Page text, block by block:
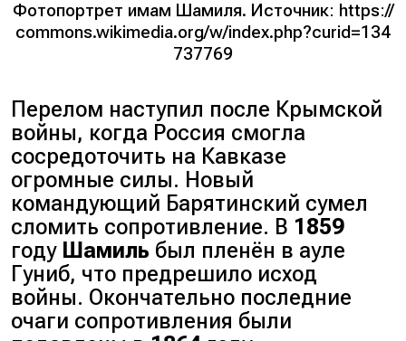
Фотопортрет имам Шамиля. Источник: https://
commons.wikimedia.org/w/index.php?curid=134
737769
Перелом наступил после Крымской
войны, когда Россия смогла
сосредоточить на Кавказе
огромные силы. Новый
командующий Барятинский сумел
сломить сопротивление. В 1859
году Шамиль был пленён в ауле
Гуниб, что предрешило исход
войны. Окончательно последние
очаги сопротивления были